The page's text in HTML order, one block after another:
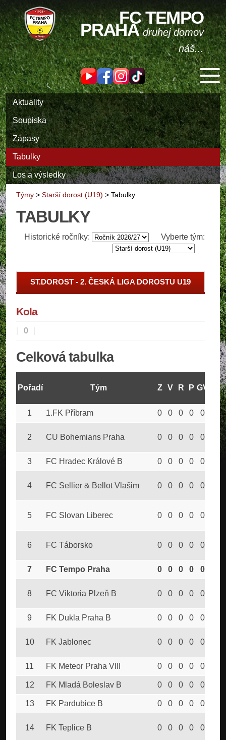
FC TEMPO
PRAHAdruhej domov
náš...
Aktuality
Soupiska
Zápasy
Tabulky
Los a výsledky
Týmy > Starší dorost (U19) > Tabulky
TABULKY
Historické ročníky: Vyberte tým:
ST.DOROST - 2. ČESKÁ LIGA DOROSTU U19
Kola
0
Celková tabulka
Pořadí Tým Z V R P GV GO
1 1.FK Příbram 0 0 0 0 0
2 CU Bohemians Praha 0 0 0 0 0
3 FC Hradec Králové B 0 0 0 0 0
4 FC Sellier & Bellot Vlašim 0 0 0 0 0
5 FC Slovan Liberec 0 0 0 0 0
6 FC Táborsko 0 0 0 0 0
7 FC Tempo Praha 0 0 0 0 0
8 FC Viktoria Plzeň B 0 0 0 0 0
9 FK Dukla Praha B 0 0 0 0 0
10 FK Jablonec 0 0 0 0 0
11 FK Meteor Praha VIII 0 0 0 0 0
12 FK Mladá Boleslav B 0 0 0 0 0
13 FK Pardubice B 0 0 0 0 0
14 FK Teplice B 0 0 0 0 0